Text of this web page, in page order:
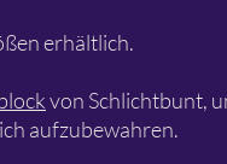
erhältlich.
von Schlichtbunt,
aufzubewahren.